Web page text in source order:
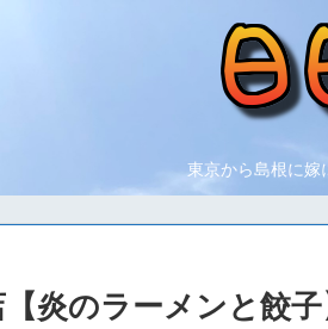
東京から島根に嫁
炎のラーメンと餃子